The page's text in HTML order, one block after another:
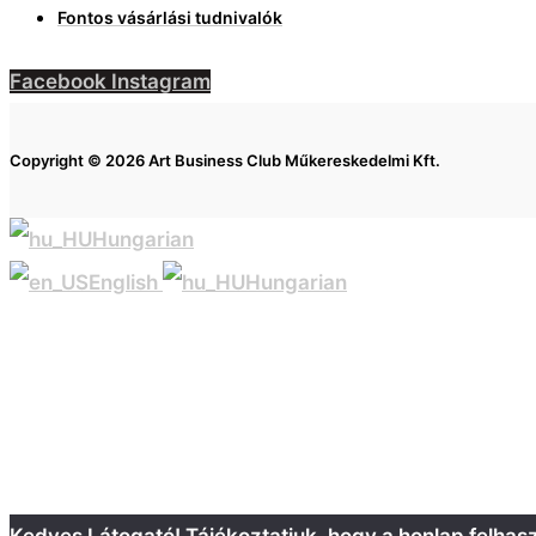
Fontos vásárlási tudnivalók
Facebook Instagram
Copyright © 2026 Art Business Club Műkereskedelmi Kft.
Hungarian
English
Hungarian